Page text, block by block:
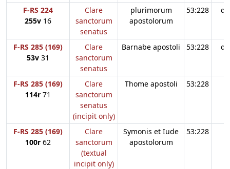
F-RS 224
255v 16
Clare
sanctorum
senatus
plurimorum
apostolorum
53:228
F-RS 285 (169)
53v 31
Clare
sanctorum
senatus
Barnabe apostoli 53:228
F-RS 285 (169)
114r 71
Clare
sanctorum
senatus
(incipit only)
Thome apostoli 53:228
F-RS 285 (169)
100r 62
Clare
sanctorum
(textual
incipit only)
Symonis et Iude
apostolorum
53:228